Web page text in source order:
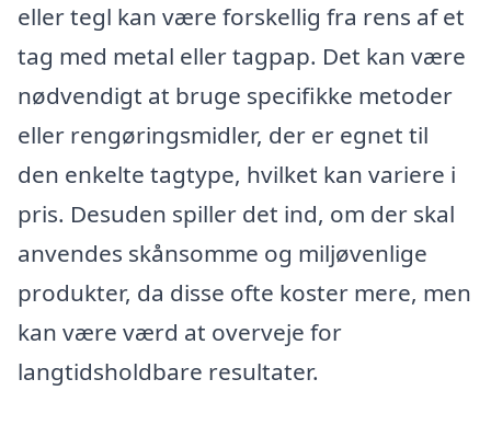
eller tegl kan være forskellig fra rens af et
tag med metal eller tagpap. Det kan være
nødvendigt at bruge specifikke metoder
eller rengøringsmidler, der er egnet til
den enkelte tagtype, hvilket kan variere i
pris. Desuden spiller det ind, om der skal
anvendes skånsomme og miljøvenlige
produkter, da disse ofte koster mere, men
kan være værd at overveje for
langtidsholdbare resultater.